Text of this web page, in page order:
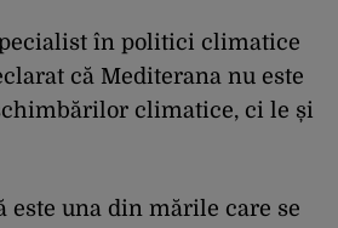
în politici climatice
că Mediterana nu este
climatice, ci le și
este una din mările care se